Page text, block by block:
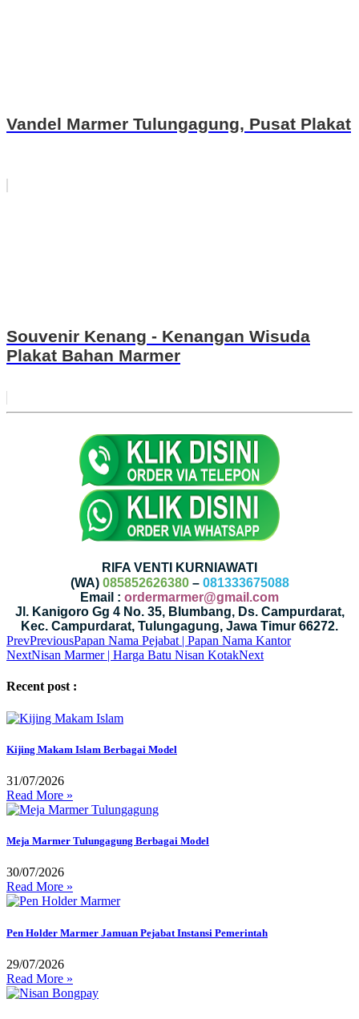
Vandel Marmer Tulungagung, Pusat Plakat
Souvenir Kenang - Kenangan Wisuda
Plakat Bahan Marmer
RIFA VENTI KURNIAWATI
(WA) 085852626380– 081333675088
Email : ordermarmer@gmail.com
Jl. Kanigoro Gg 4 No. 35, Blumbang, Ds. Campurdarat,
Kec. Campurdarat, Tulungagung, Jawa Timur 66272.
PrevPreviousPapan Nama Pejabat | Papan Nama Kantor
NextNisan Marmer | Harga Batu Nisan KotakNext
Recent post :
Kijing Makam Islam Berbagai Model
31/07/2026
Read More »
Meja Marmer Tulungagung Berbagai Model
30/07/2026
Read More »
Pen Holder Marmer Jamuan Pejabat Instansi Pemerintah
29/07/2026
Read More »